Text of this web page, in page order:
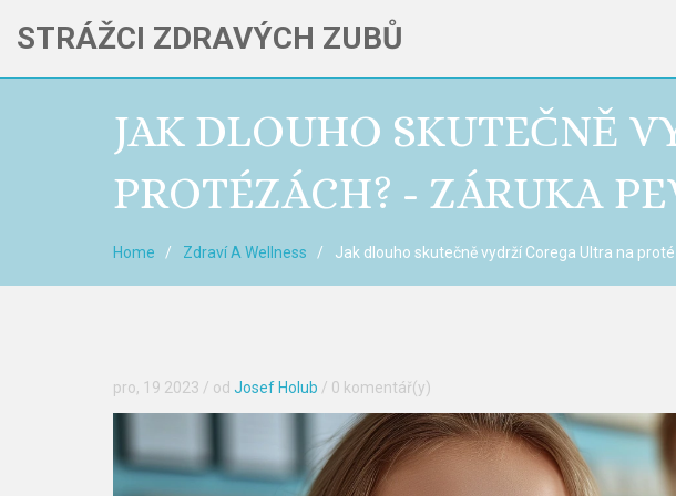
STRÁŽCI ZDRAVÝCH ZUBŮ
JAK DLOUHO SKUTEČNĚ
PROTÉZÁCH? - ZÁRUKA
Home Zdraví A Wellness Jak dlouho skutečně vydrží Corega Ultra na
pro, 19 2023 / od Josef Holub / 0 komentář(y)